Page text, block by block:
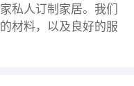
私人订制家居。我们
材料，以及良好的服